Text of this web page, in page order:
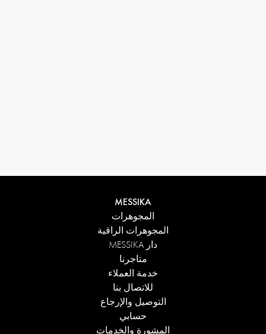
MESSIKA
المجوهرات
المجوهرات الراقية
دار MESSIKA
متاجرنا
خدمة العملاء
للاتصال بنا
التوصيل والإرجاع
حسابي
المشورة والخدمات